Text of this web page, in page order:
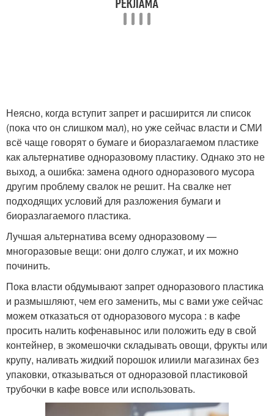
Неясно, когда вступит запрет и расширится ли список
(пока что он слишком мал), но уже сейчас власти и СМИ
всё чаще говорят о бумаге и биоразлагаемом пластике
как альтернативе одноразовому пластику. Однако это не
выход, а ошибка: замена одного одноразового мусора
другим проблему свалок не решит. На свалке нет
подходящих условий для разложения бумаги и
биоразлагаемого пластика.
Лучшая альтернатива всему одноразовому —
многоразовые вещи: они долго служат, и их можно
починить.
Пока власти обдумывают запрет одноразового пластика
и размышляют, чем его заменить, мы с вами уже сейчас
можем отказаться от одноразового мусора : в кафе
просить налить кофенавынос или положить еду в свой
контейнер, в экомешочки складывать овощи, фрукты или
крупу, наливать жидкий порошок илиили магазинах без
упаковки, отказываться от одноразовой пластиковой
трубочки в кафе вовсе или использовать.